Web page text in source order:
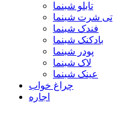
تابلو شبنما
تی شرت شبنما
فندک شبنما
بادکنک شبنما
پودر شبنما
لاک شبنما
عینک شبنما
چراغ خواب
اجاره